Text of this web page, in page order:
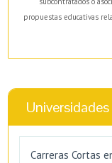
propuestas educativas
Carreras Cortas